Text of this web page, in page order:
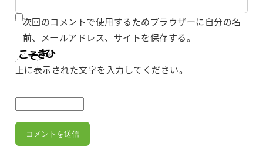
次回のコメントで使用するためブラウザーに自分の名
前、メールアドレス、サイトを保存する。
上に表示された文字を入力してください。